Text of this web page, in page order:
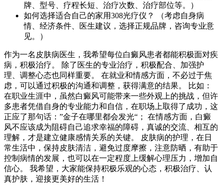
牌、型号、疗程长短、治疗次数、治疗部位等。）
如何选择适合自己的家用308光疗仪？ （考虑自身病
情、经济条件、医生建议，选择正规品牌，咨询专业意
见。）
作为一名皮肤病医生，我希望每位白癜风患者都能积极面对疾
病，积极治疗。 除了医生的专业治疗，积极配合、加强护
理、调整心态也同样重要。 在就业和情感方面，不必过于焦
虑，可以通过积极的沟通和调整，获得满意的结果。 比如：
在职业生涯中，虽然白癜风可能带来一些外观上的挑战，但许
多患者凭借自身的专业能力和自信，在职场上取得了成功，这
正应了那句话：”金子在哪里都会发光“； 在情感方面，白癜
风不应该成为阻碍自己追求幸福的障碍，真诚的交流、相互的
理解，才是建立健康感情关系的关键。 皮肤病的护理，在日
常生活中，保持皮肤清洁，避免过度摩擦，注意防晒，有助于
控制病情的发展，也可以在一定程度上缓解心理压力，增加自
信心。 我希望，大家能保持积极乐观的心态，积极治疗、认
真护肤，迎接更美好的生活！